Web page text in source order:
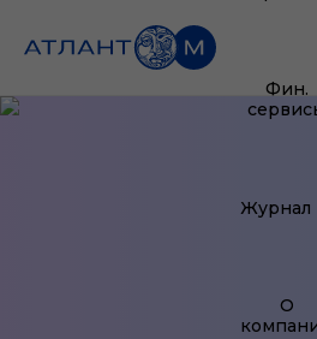
Фин.
Журнал
О